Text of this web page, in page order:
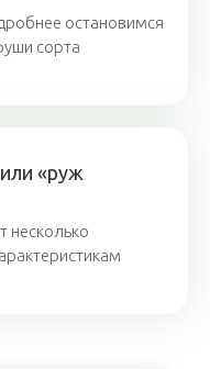
остановимся
сорта
«руж
несколько